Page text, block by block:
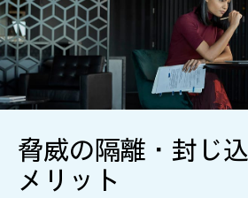
脅威の隔離・封じ
メリット